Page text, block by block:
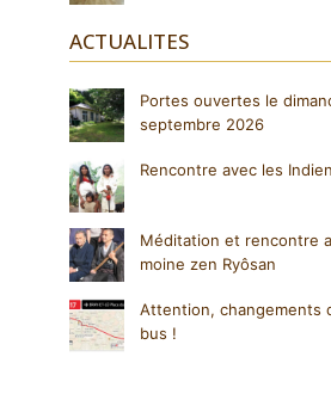
ACTUALITES
Portes ouvertes le
septembre 2026
Rencontre avec les
Méditation et rencontre
moine zen Ryôsan
Attention, changements
bus !